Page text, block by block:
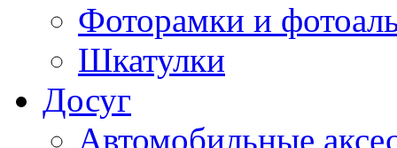
Фоторамки и
Шкатулки
Досуг
Автомобильные